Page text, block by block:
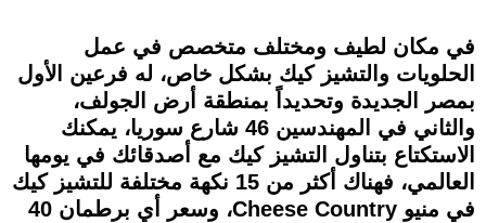
في مكان لطيف ومختلف متخصص في عمل
الحلويات والتشيز كيك بشكل خاص، له فرعين الأول
بمصر الجديدة وتحديداً بمنطقة أرض الجولف،
والثاني في المهندسين 46 شارع سوريا، يمكنك
الاستكتاع بتناول التشيز كيك مع أصدقائك في يومها
العالمي، فهناك أكثر من 15 نكهة مختلفة للتشيز كيك
في منيو Cheese Country، وسعر أي برطمان 40